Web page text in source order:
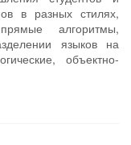
в разных стилях,
алгоритмы,
языков на
объектно-